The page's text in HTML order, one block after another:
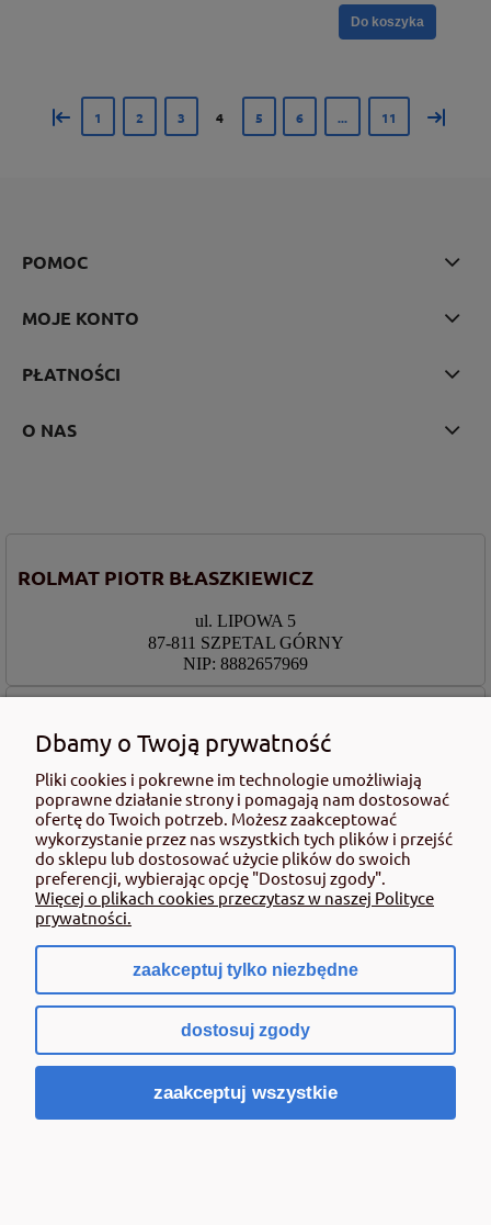
Do koszyka
« 1 2 3 4 5 6 ... 11 »
POMOC
MOJE KONTO
PŁATNOŚCI
O NAS
ROLMAT PIOTR BŁASZKIEWICZ
ul. LIPOWA 5
87-811 SZPETAL GÓRNY
NIP: 8882657969
PRACUJEMY
Poniedziałek - Piątek: 07:30 – 16:00
Sobota: 08:00 - 13:30
DZIAŁ ROLNICZY
54 237 15 35
+48 662 108 693
sklep@rolmat.pl
DZIAŁ DOM I OGRÓD
Dbamy o Twoją prywatność
Pliki cookies i pokrewne im technologie umożliwiają
poprawne działanie strony i pomagają nam dostosować
ofertę do Twoich potrzeb. Możesz zaakceptować
wykorzystanie przez nas wszystkich tych plików i przejść
do sklepu lub dostosować użycie plików do swoich
preferencji, wybierając opcję "Dostosuj zgody".
Więcej o plikach cookies przeczytasz w naszej Polityce
prywatności.
zaakceptuj tylko niezbędne
dostosuj zgody
zaakceptuj wszystkie